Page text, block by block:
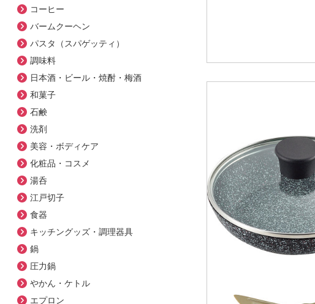
コーヒー
バームクーヘン
パスタ（スパゲッティ）
調味料
日本酒・ビール・焼酎・梅酒
和菓子
石鹸
洗剤
美容・ボディケア
化粧品・コスメ
湯呑
江戸切子
食器
キッチングッズ・調理器具
鍋
圧力鍋
やかん・ケトル
エプロン